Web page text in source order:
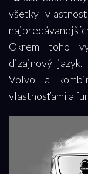
všetky
Okrem toho
dizajnový
Volvo a
vlastnosťami a